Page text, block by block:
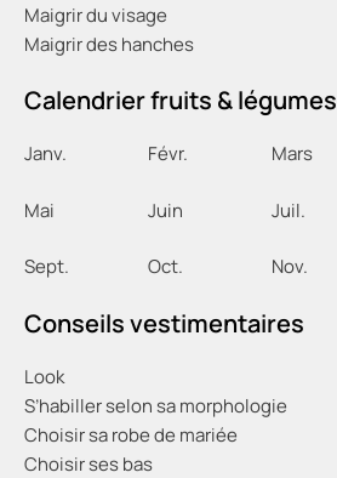
Maigrir du visage
Maigrir des hanches
Calendrier fruits & légumes
Janv. Févr. Mars
Mai Juin Juil.
Sept. Oct. Nov.
Conseils vestimentaires
Look
S’habiller selon sa morphologie
Choisir sa robe de mariée
Choisir ses bas